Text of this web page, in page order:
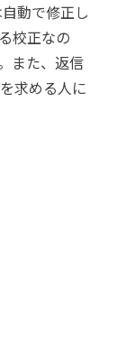
動で修正し
校正なの
また、返信
求める人に